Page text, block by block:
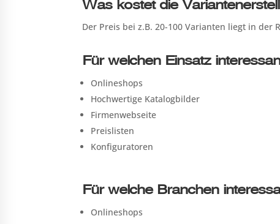
Was kostet die
Der Preis bei z.B. 20-100 Varianten liegt in der
Für welchen Einsatz
Onlineshops
Hochwertige Katalogbilder
Firmenwebseite
Preislisten
Konfiguratoren
Für welche Branchen
Onlineshops